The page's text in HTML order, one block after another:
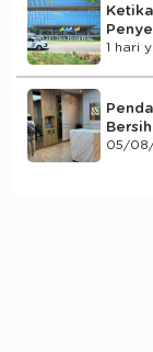
1 hari
05/08/